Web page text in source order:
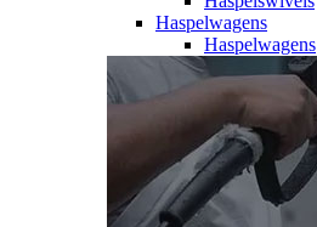
Haspelwagens
Haspelwagens